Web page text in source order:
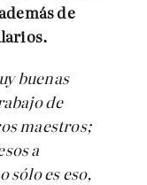
además de
buenas
de
maestros;
a
sólo es eso,